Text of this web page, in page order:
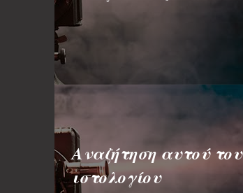
Αναζήτηση αυτού του
ιστολογίου